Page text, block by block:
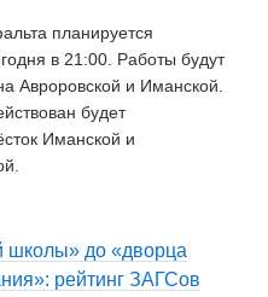
планируется
в 21:00. Работы будут
Авроровской и Иманской.
будет
Иманской и
школы» до «дворца
рейтинг ЗАГСов